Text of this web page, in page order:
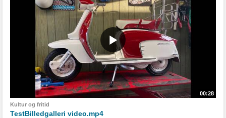
00:28
Kultur og fritid
TestBilledgalleri video.mp4